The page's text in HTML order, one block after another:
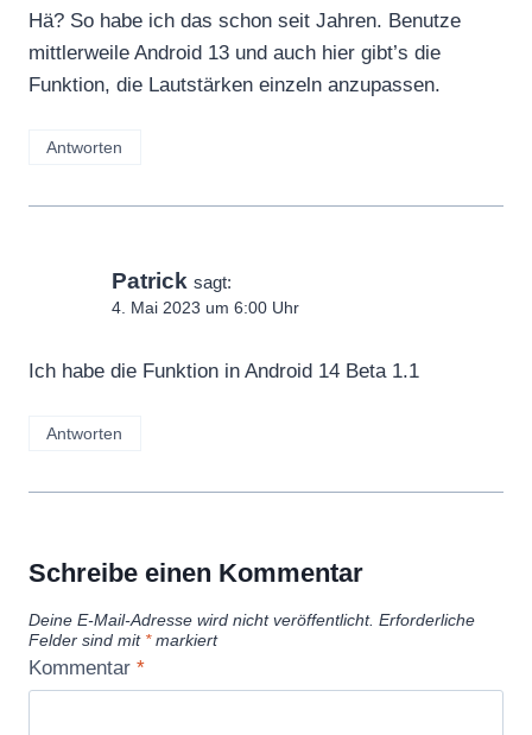
Hä? So habe ich das schon seit Jahren. Benutze
mittlerweile Android 13 und auch hier gibt’s die
Funktion, die Lautstärken einzeln anzupassen.
Antworten
Patrick sagt:
4. Mai 2023 um 6:00 Uhr
Ich habe die Funktion in Android 14 Beta 1.1
Antworten
Schreibe einen Kommentar
Deine E-Mail-Adresse wird nicht veröffentlicht. Erforderliche
Felder sind mit *markiert
Kommentar *